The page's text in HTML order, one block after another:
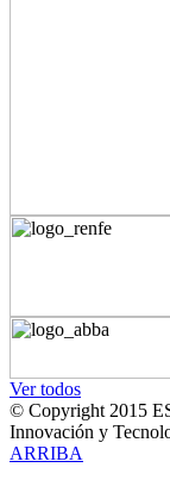
Ver todos
© Copyright 2015
Innovación y
ARRIBA